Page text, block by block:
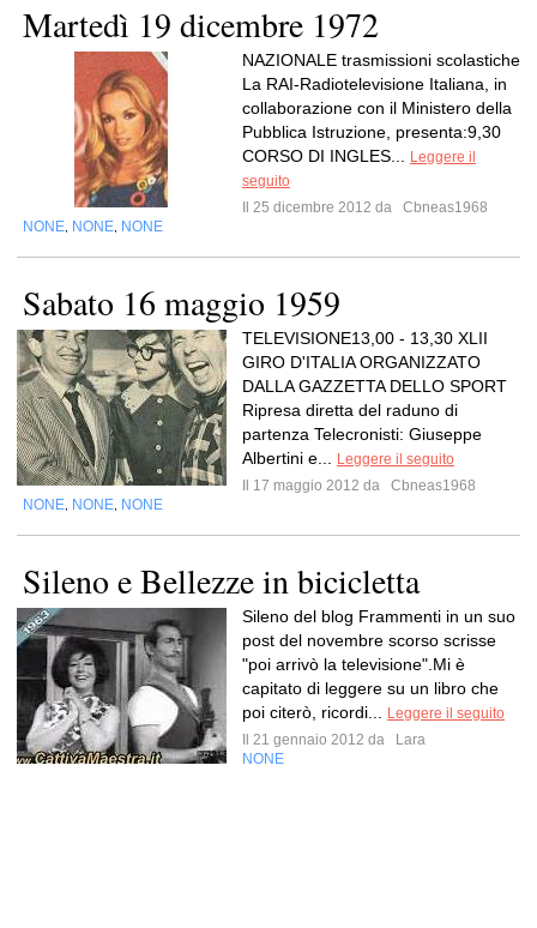
Martedì 19 dicembre 1972
NAZIONALE trasmissioni scolastiche
La RAI-Radiotelevisione Italiana, in
collaborazione con il Ministero della
Pubblica Istruzione, presenta:9,30
CORSO DI INGLES...
Leggere il
seguito
Il 25 dicembre 2012 da
Cbneas1968
NONE NONE NONE
Sabato 16 maggio 1959
TELEVISIONE13,00 - 13,30 XLII
GIRO D'ITALIA ORGANIZZATO
DALLA GAZZETTA DELLO SPORT
Ripresa diretta del raduno di
partenza Telecronisti: Giuseppe
Albertini e...
Leggere il seguito
Il 17 maggio 2012 da
Cbneas1968
NONE NONE NONE
Sileno e Bellezze in bicicletta
Sileno del blog Frammenti in un suo
post del novembre scorso scrisse
"poi arrivò la televisione".Mi è
capitato di leggere su un libro che
poi citerò, ricordi...
Leggere il seguito
Il 21 gennaio 2012 da
Lara
NONE